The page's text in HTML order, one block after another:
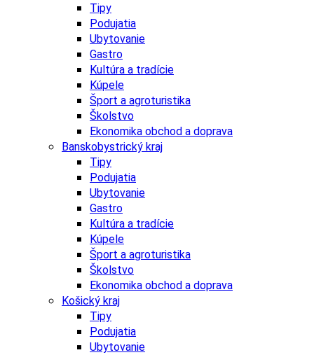
Tipy
Podujatia
Ubytovanie
Gastro
Kultúra a tradície
Kúpele
Šport a agroturistika
Školstvo
Ekonomika obchod a doprava
Banskobystrický kraj
Tipy
Podujatia
Ubytovanie
Gastro
Kultúra a tradície
Kúpele
Šport a agroturistika
Školstvo
Ekonomika obchod a doprava
Košický kraj
Tipy
Podujatia
Ubytovanie